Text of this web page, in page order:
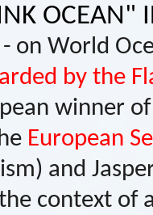
OCEAN"
on World
by the
winner
European
and
context of